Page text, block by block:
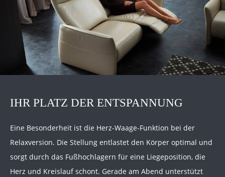
IHR PLATZ DER ENTSPANNUNG
Eine Besonderheit ist die Herz-Waage-Funktion bei der
Relaxversion. Die Stellung entlastet den Körper optimal und
sorgt durch das Fußhochlagern für eine Liegeposition, die
Herz und Kreislauf schont. Gerade am Abend unterstützt